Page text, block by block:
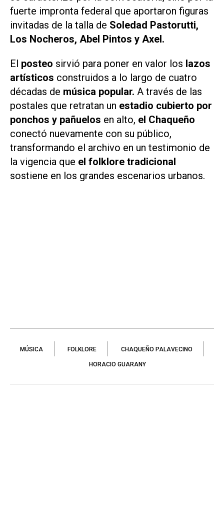
fuerte impronta federal que aportaron figuras
invitadas de la talla de Soledad Pastorutti,
Los Nocheros, Abel Pintos y Axel.
El posteo sirvió para poner en valor los lazos
artísticos construidos a lo largo de cuatro
décadas de música popular. A través de las
postales que retratan un estadio cubierto por
ponchos y pañuelos en alto, el Chaqueño
conectó nuevamente con su público,
transformando el archivo en un testimonio de
la vigencia que el folklore tradicional
sostiene en los grandes escenarios urbanos.
MÚSICA FOLKLORE CHAQUEÑO PALAVECINO
HORACIO GUARANY